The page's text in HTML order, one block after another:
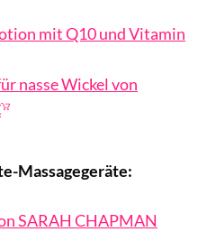
mit Q10 und Vitamin
nasse Wickel von
Massagegeräte:
SARAH CHAPMAN